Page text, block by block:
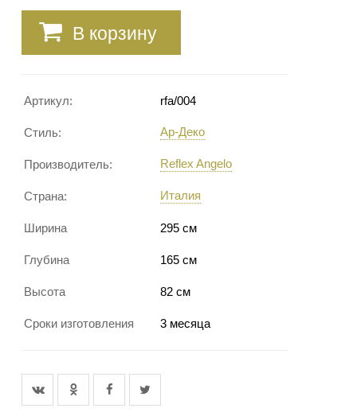
В корзину
Артикул: rfa/004
Стиль: Ар-Деко
Производитель: Reflex Angelo
Страна: Италия
Ширина 295 см
Глубина 165 см
Высота 82 см
Сроки изготовления 3 месяца